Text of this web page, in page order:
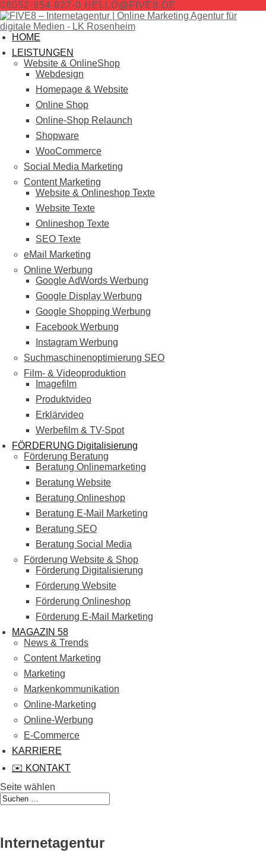
08052-954 827-0 HELLO@FIVE8.DE
HOME
LEISTUNGEN
Website & OnlineShop
Webdesign
Homepage & Website
Online Shop
Online-Shop Relaunch
Shopware
WooCommerce
Social Media Marketing
Content Marketing
Website & Onlineshop Texte
Website Texte
Onlineshop Texte
SEO Texte
eMail Marketing
Online Werbung
Google AdWords Werbung
Google Display Werbung
Google Shopping Werbung
Facebook Werbung
Instagram Werbung
Suchmaschinenoptimierung SEO
Film- & Videoproduktion
Imagefilm
Produktvideo
Erklärvideo
Werbefilm & TV-Spot
FÖRDERUNG Digitalisierung
Förderung Beratung
Beratung Onlinemarketing
Beratung Website
Beratung Onlineshop
Beratung E-Mail Marketing
Beratung SEO
Beratung Social Media
Förderung Website & Shop
Förderung Digitalisierung
Förderung Website
Förderung Onlineshop
Förderung E-Mail Marketing
MAGAZIN 58
News & Trends
Content Marketing
Marketing
Markenkommunikation
Online-Marketing
Online-Werbung
E-Commerce
KARRIERE
✉️ KONTAKT
Seite wählen
Internetagentur